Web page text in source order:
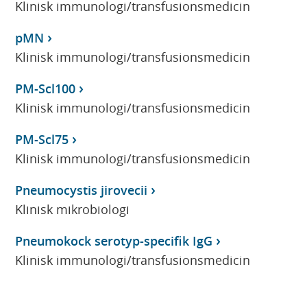
Klinisk immunologi/transfusionsmedicin
pMN
Klinisk immunologi/transfusionsmedicin
PM-Scl100
Klinisk immunologi/transfusionsmedicin
PM-Scl75
Klinisk immunologi/transfusionsmedicin
Pneumocystis jirovecii
Klinisk mikrobiologi
Pneumokock serotyp-specifik IgG
Klinisk immunologi/transfusionsmedicin